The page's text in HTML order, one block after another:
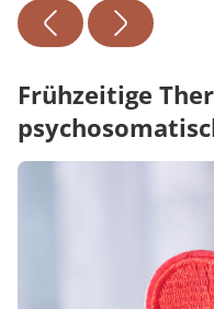
Frühzeitige